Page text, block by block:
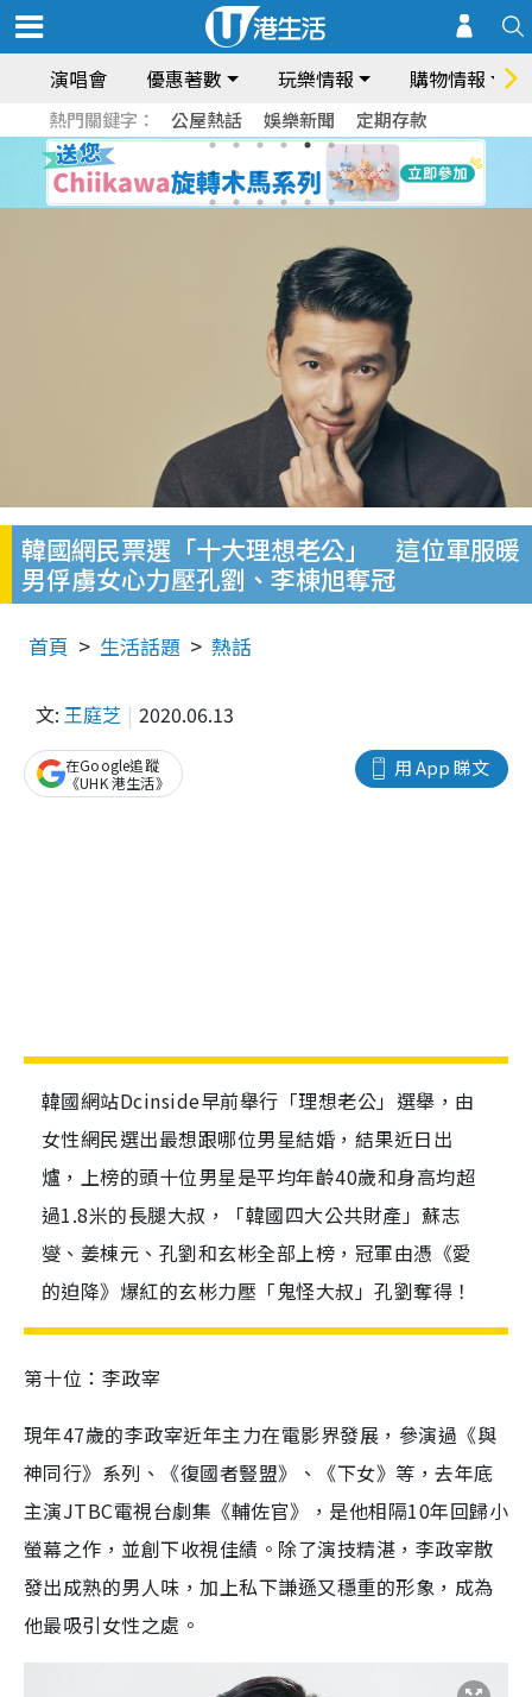
演唱會 優惠著數 玩樂情報 購物情報
熱門關鍵字： 公屋熱話 娛樂新聞 定期存款
韓國網民票選「十大理想老公」 這位軍服暖
男俘虜女心力壓孔劉、李棟旭奪冠
首頁 生活話題 熱話
文: 王庭芝 2020.06.13
用 App 睇文
在Google追蹤
《UHK 港生活》
韓國網站Dcinside早前舉行「理想老公」選舉，由
女性網民選出最想跟哪位男星結婚，結果近日出
爐，上榜的頭十位男星是平均年齡40歲和身高均超
過1.8米的長腿大叔，「韓國四大公共財產」蘇志
燮、姜棟元、孔劉和玄彬全部上榜，冠軍由憑《愛
的迫降》爆紅的玄彬力壓「鬼怪大叔」孔劉奪得！
第十位：李政宰
現年47歲的李政宰近年主力在電影界發展，參演過《與
神同行》系列、《復國者豎盟》、《下女》等，去年底
主演JTBC電視台劇集《輔佐官》，是他相隔10年回歸小
螢幕之作，並創下收視佳績。除了演技精湛， 李政宰散
發出成熟的男人味 ，加上私下謙遜又穩重的形象，成為
他最吸引女性之處。